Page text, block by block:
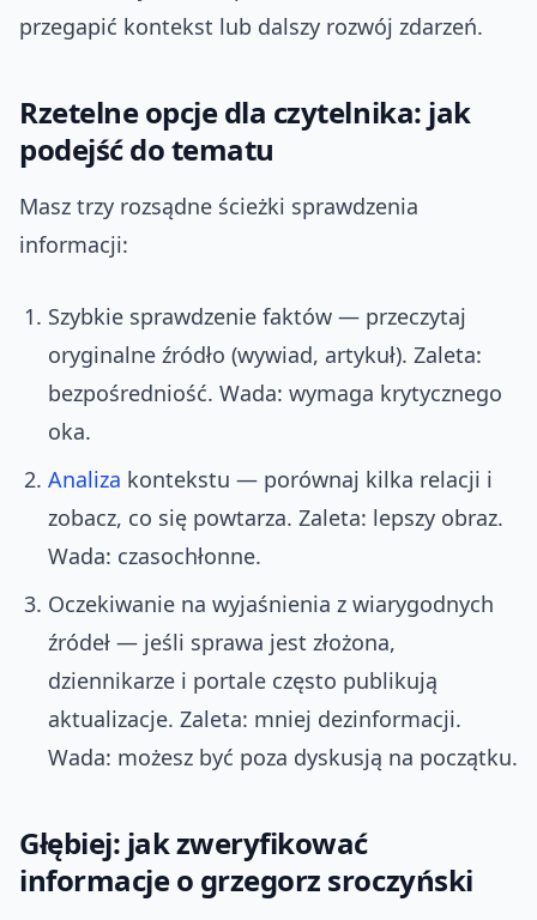
przegapić kontekst lub dalszy rozwój zdarzeń.
Rzetelne opcje dla czytelnika: jak
podejść do tematu
Masz trzy rozsądne ścieżki sprawdzenia
informacji:
Szybkie sprawdzenie faktów — przeczytaj
oryginalne źródło (wywiad, artykuł). Zaleta:
bezpośredniość. Wada: wymaga krytycznego
oka.
Analiza kontekstu — porównaj kilka relacji i
zobacz, co się powtarza. Zaleta: lepszy obraz.
Wada: czasochłonne.
Oczekiwanie na wyjaśnienia z wiarygodnych
źródeł — jeśli sprawa jest złożona,
dziennikarze i portale często publikują
aktualizacje. Zaleta: mniej dezinformacji.
Wada: możesz być poza dyskusją na początku.
Głębiej: jak zweryfikować
informacje o grzegorz sroczyński